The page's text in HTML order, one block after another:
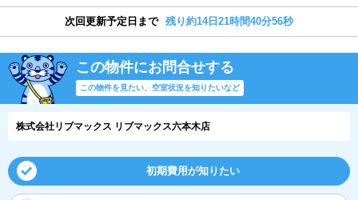
次回更新予定日まで 残り約14日21時間40分56秒
この物件にお問合せする
この物件を見たい、空室状況を知りたいなど
株式会社リブマックス リブマックス六本木店
初期費用が知りたい